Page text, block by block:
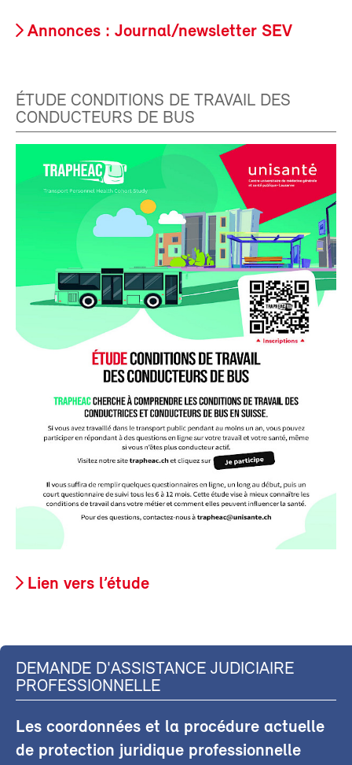
Annonces : Journal/newsletter SEV
ÉTUDE CONDITIONS DE TRAVAIL DES
CONDUCTEURS DE BUS
Lien vers l’étude
DEMANDE D'ASSISTANCE JUDICIAIRE
PROFESSIONNELLE
Les coordonnées et la procédure actuelle
de protection juridique professionnelle